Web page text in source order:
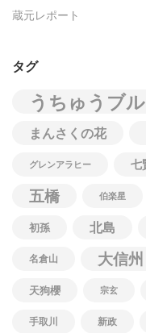
蔵元レポート
タグ
うちゅうブ
まんさくの花
グレンアラヒー 七
五橋
伯楽星
初孫 北島
名倉山 大信州
天狗櫻 宗玄
手取川 新政